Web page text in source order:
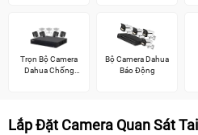
Trọn Bộ Camera
Dahua Chống
Bộ Camera Dahua
Báo Động
Lắp Đặt Camera Quan Sát